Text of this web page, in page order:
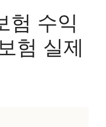
험 수익
험 실제